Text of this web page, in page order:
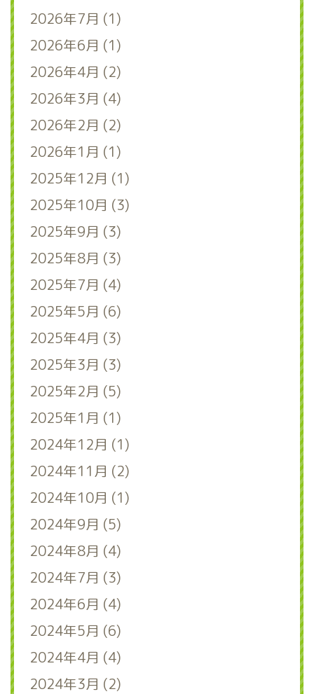
2026年7月 (1)
2026年6月 (1)
2026年4月 (2)
2026年3月 (4)
2026年2月 (2)
2026年1月 (1)
2025年12月 (1)
2025年10月 (3)
2025年9月 (3)
2025年8月 (3)
2025年7月 (4)
2025年5月 (6)
2025年4月 (3)
2025年3月 (3)
2025年2月 (5)
2025年1月 (1)
2024年12月 (1)
2024年11月 (2)
2024年10月 (1)
2024年9月 (5)
2024年8月 (4)
2024年7月 (3)
2024年6月 (4)
2024年5月 (6)
2024年4月 (4)
2024年3月 (2)